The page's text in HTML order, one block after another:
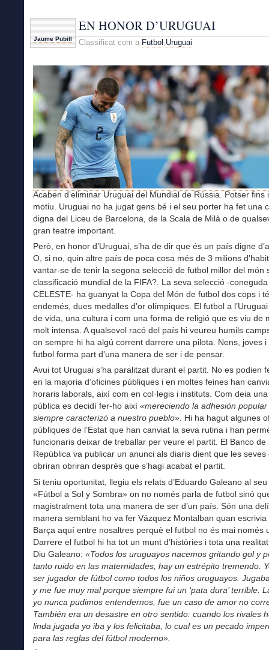
Jaume Pubill
EN HONOR D’URUGUAI
Classificat com a Futbol ,Uruguai
Acaben d’eliminar Uruguai del Mundial de Rússia. Potser fins
motiu. Uruguai no ha jugat gens bé i el seu porter ha fet una
digna del Liceu de Barcelona, de la Scala de Milà o de
gran teatre important.
Però, en honor d’Uruguai, s’ha de dir que és un país digne
O, si no, quin altre país de poca cosa més de 3 milions
vantar-se de tenir la segona selecció de futbol millor del món
classificació mundial de la FIFA?. La seva selecció -
CELESTE- ha guanyat la Copa del Món de futbol dos cops i
endemés, dues medalles d’or olímpiques. El futbol a
de vida, una cultura i com una forma de religió que es viu de
molt intensa. A qualsevol racó del país hi veureu humils
on sempre hi ha algú corrent darrere una pilota. Nens, joves i
futbol forma part d’una manera de ser i de pensar.
Avui tot Uruguai s’ha paralitzat durant el partit. No es podien
en la majoria d’oficines públiques i en moltes feines han
horaris laborals, així com en col·legis i instituts. Com deia
pública es decidí fer-ho així «mereciendo la adhesión popular
siempre caracterizó a nuestro pueblo». Hi ha hagut algunes
públiques de l’Estat que han canviat la seva rutina i han
funcionaris deixar de treballar per veure el partit. El Banco de
República va publicar un anunci als diaris dient que les seves
obriran obriran després que s’hagi acabat el partit.
Si teniu oportunitat, llegiu els relats d’Eduardo Galeano al
«Fútbol a Sol y Sombra» on no només parla de futbol sinó
magistralment tota una manera de ser d’un país. Són una
manera semblant ho va fer Vázquez Montalban quan escrivia
Barça aquí entre nosaltres perquè el futbol no és mai només
Darrere el futbol hi ha tot un munt d’històries i tota una
Diu Galeano: «Todos los uruguayos nacemos gritando gol y
tanto ruido en las maternidades, hay un estrépito tremendo.
ser jugador de fútbol como todos los niños uruguayos.
y me fue muy mal porque siempre fui un ‘pata dura’ terrible.
yo nunca pudimos entendernos, fue un caso de amor no
También era un desastre en otro sentido: cuando los rivales
linda jugada yo iba y los felicitaba, lo cual es un pecado
para las reglas del fútbol moderno».